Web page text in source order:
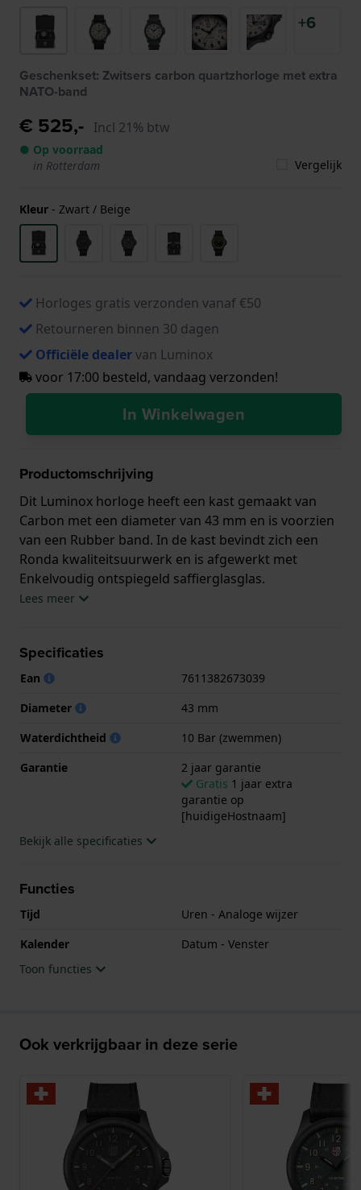
+6
Geschenkset: Zwitsers carbon quartzhorloge met extra
NATO-band
€ 525,- Incl 21% btw
● Op voorraad
in Rotterdam
Vergelijk
Kleur - Zwart / Beige
Horloges gratis verzonden vanaf €50
Retourneren binnen 30 dagen
Officiële dealervan Luminox
voor 17:00 besteld, vandaag verzonden!
In Winkelwagen
Productomschrijving
Dit Luminox horloge heeft een kast gemaakt van
Carbon met een diameter van 43 mm en is voorzien
van een Rubber band. In de kast bevindt zich een
Ronda kwaliteitsuurwerk en is afgewerkt met
Enkelvoudig ontspiegeld saffierglasglas.
horloge geleverd met 2 jaar garantie.
Lees meer
Specificaties
Ean
7611382673039
Diameter
43 mm
Waterdichtheid
10 Bar (zwemmen)
Garantie
2 jaar garantie
Gratis 1 jaar extra
garantie op
[huidigeHostnaam]
Bekijk alle specificaties
Functies
Tijd
Uren - Analoge wijzer
Kalender
Datum - Venster
Toon functies
Ook verkrijgbaar in deze serie